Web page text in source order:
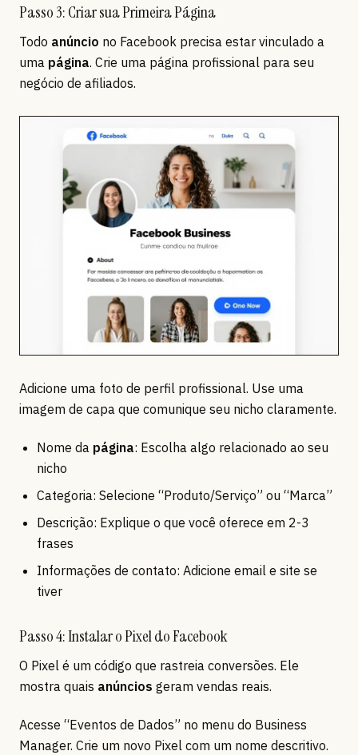
Passo 3: Criar sua Primeira Página
Todo anúncio no Facebook precisa estar vinculado a
uma página. Crie uma página profissional para seu
negócio de afiliados.
Adicione uma foto de perfil profissional. Use uma
imagem de capa que comunique seu nicho claramente.
Nome da página: Escolha algo relacionado ao seu
nicho
Categoria: Selecione “Produto/Serviço” ou “Marca”
Descrição: Explique o que você oferece em 2-3
frases
Informações de contato: Adicione email e site se
tiver
Passo 4: Instalar o Pixel do Facebook
O Pixel é um código que rastreia conversões. Ele
mostra quais anúncios geram vendas reais.
Acesse “Eventos de Dados” no menu do Business
Manager. Crie um novo Pixel com um nome descritivo.